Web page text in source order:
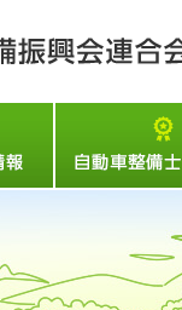
マイカー点検情